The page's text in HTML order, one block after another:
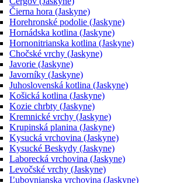
Čierna hora (Jaskyne)
Horehronské podolie (Jaskyne)
Hornádska kotlina (Jaskyne)
Hornonitrianska kotlina (Jaskyne)
Chočské vrchy (Jaskyne)
Javorie (Jaskyne)
Javorníky (Jaskyne)
Juhoslovenská kotlina (Jaskyne)
Košická kotlina (Jaskyne)
Kozie chrbty (Jaskyne)
Kremnické vrchy (Jaskyne)
Krupinská planina (Jaskyne)
Kysucká vrchovina (Jaskyne)
Kysucké Beskydy (Jaskyne)
Laborecká vrchovina (Jaskyne)
Levočské vrchy (Jaskyne)
Ľubovnianska vrchovina (Jaskyne)